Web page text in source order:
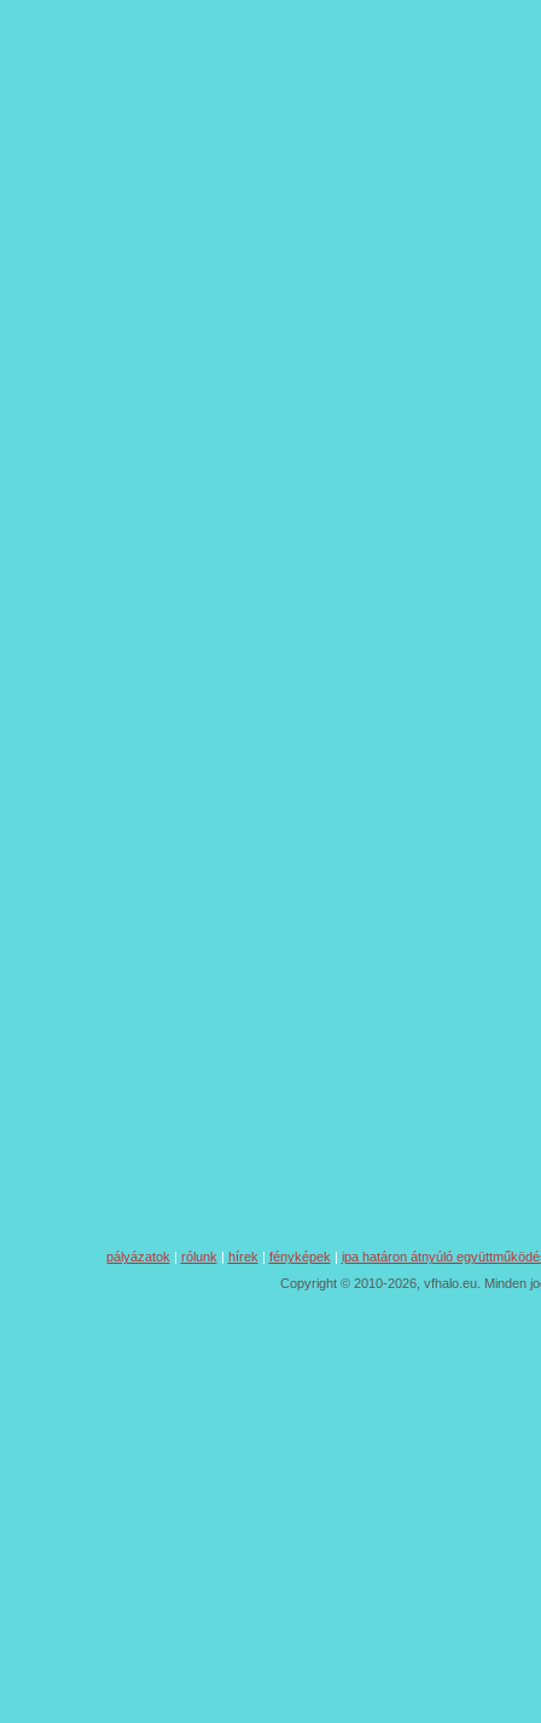
pályázatok rólunk hírek fényképek
ipa határon átnyúló
Copyright © 2010-2026, vfhalo.eu. Minden